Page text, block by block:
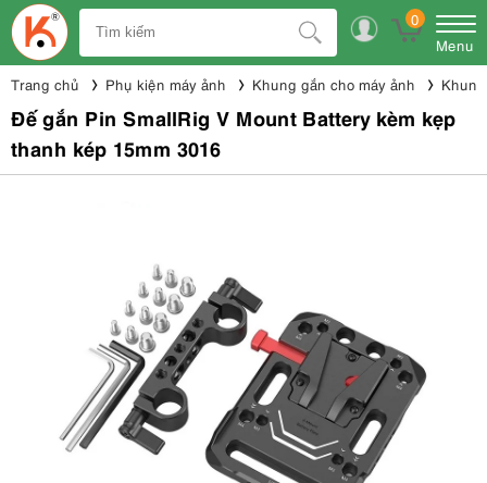
0
Menu
Trang chủ Phụ kiện máy ảnh Khung gắn cho máy ảnh
Đế gắn Pin SmallRig V Mount Battery kèm kẹp
thanh kép 15mm 3016